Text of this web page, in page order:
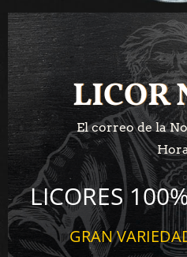
LICOR
LICOR
El correo de la
LICORES
GRAN